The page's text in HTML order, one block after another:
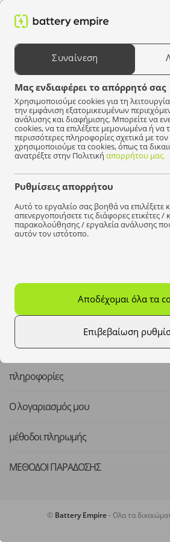
Συναίνεση
Μας ενδιαφέρει το απόρρητό σας
Χρησιμοποιούμε cookies για τη
την εμφάνιση εξατομικευμένων
ανάλυσης και διαφήμισης. Μπορείτε να
cookies, να τα επιλέξετε μεμονωμένα ή να
περισσότερες πληροφορίες σχετικά με
χρησιμοποιούμε τα cookies, όπως τα
ανατρέξτε στην Πολιτική απορρήτου μας.
Ρυθμίσεις απορρήτου
Αυτό το εργαλείο σας βοηθά να επιλέξετε
απενεργοποιήσετε τις διάφορες ετικέτες /
παρακολούθησης / εργαλεία ανάλυσης
αυτόν τον ιστότοπο.
Επιβεβαίωση
Αποδέχομαι όλα τα
Αναζήτηση προϊόντων
Επιλέξτε μια συσκευή
Empire Μπαταρίες Μπαταρίες για
Δεν βρέθηκαν προϊόντα που να
επιλογή σας.
Mo - Fr: 8:00 - 16:00
kontakt@batteryempire.de
πληροφορίες
Ο λογαριασμός μου
μέθοδοι πληρωμής
ΜΕΘΟΔΟΙ ΠΑΡΑΔΟΣΗΣ
© Battery Empire- Ολα τα